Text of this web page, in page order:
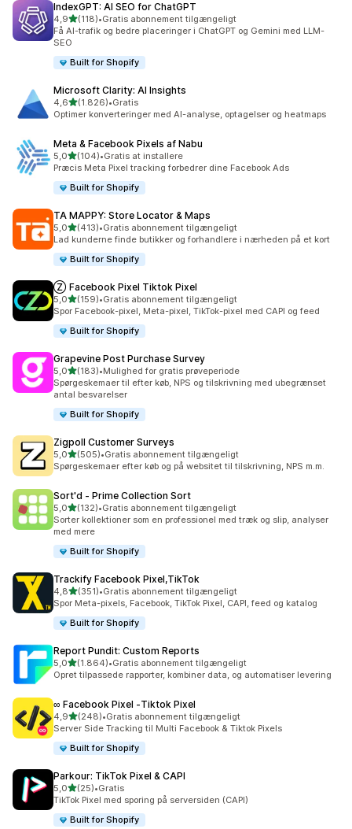
IndexGPT: AI SEO for ChatGPT
4,9ud af 5 stjerner
(118)
118 anmeldelser i alt
•Gratis abonnement tilgængeligt
Få AI-trafik og bedre placeringer i ChatGPT og Gemini med LLM-
SEO
Built for Shopify
Microsoft Clarity: AI Insights
4,6ud af 5 stjerner
(1.826)
1826 anmeldelser i alt
•Gratis
Optimer konverteringer med AI-analyse, optagelser og heatmaps
Meta & Facebook Pixels af Nabu
5,0ud af 5 stjerner
(104)
104 anmeldelser i alt
•Gratis at installere
Præcis Meta Pixel tracking forbedrer dine Facebook Ads
Built for Shopify
TA MAPPY: Store Locator & Maps
5,0ud af 5 stjerner
(413)
413 anmeldelser i alt
•Gratis abonnement tilgængeligt
Lad kunderne finde butikker og forhandlere i nærheden på et kort
Built for Shopify
Ⓩ Facebook Pixel Tiktok Pixel
5,0ud af 5 stjerner
(159)
159 anmeldelser i alt
•Gratis abonnement tilgængeligt
Spor Facebook-pixel, Meta-pixel, TikTok-pixel med CAPI og feed
Built for Shopify
Grapevine Post Purchase Survey
5,0ud af 5 stjerner
(183)
183 anmeldelser i alt
•Mulighed for gratis prøveperiode
Spørgeskemaer til efter køb, NPS og tilskrivning med ubegrænset
antal besvarelser
Built for Shopify
Zigpoll Customer Surveys
5,0ud af 5 stjerner
(505)
505 anmeldelser i alt
•Gratis abonnement tilgængeligt
Spørgeskemaer efter køb og på websitet til tilskrivning, NPS m.m.
Sort'd ‑ Prime Collection Sort
5,0ud af 5 stjerner
(132)
132 anmeldelser i alt
•Gratis abonnement tilgængeligt
Sorter kollektioner som en professionel med træk og slip, analyser
med mere
Built for Shopify
Trackify Facebook Pixel,TikTok
4,8ud af 5 stjerner
(351)
351 anmeldelser i alt
•Gratis abonnement tilgængeligt
Spor Meta-pixels, Facebook, TikTok Pixel, CAPI, feed og katalog
Built for Shopify
Report Pundit: Custom Reports
5,0ud af 5 stjerner
(1.864)
1864 anmeldelser i alt
•Gratis abonnement tilgængeligt
Opret tilpassede rapporter, kombiner data, og automatiser levering
∞ Facebook Pixel ‑Tiktok Pixel
4,9ud af 5 stjerner
(248)
248 anmeldelser i alt
•Gratis abonnement tilgængeligt
Server Side Tracking til Multi Facebook & Tiktok Pixels
Built for Shopify
Parkour: TikTok Pixel & CAPI
5,0ud af 5 stjerner
(25)
25 anmeldelser i alt
•Gratis
TikTok Pixel med sporing på serversiden (CAPI)
Built for Shopify